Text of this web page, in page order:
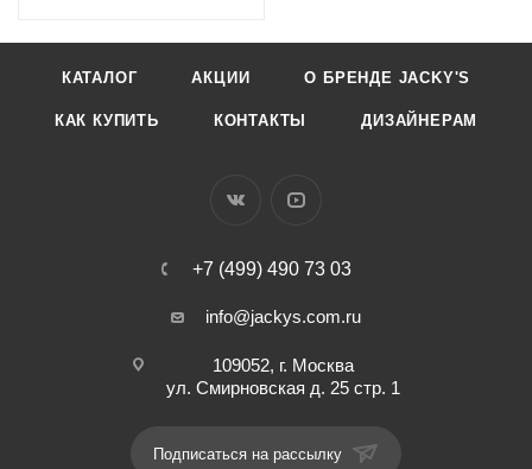
КАТАЛОГ АКЦИИ О БРЕНДЕ JACKY'S
КАК КУПИТЬ КОНТАКТЫ ДИЗАЙНЕРАМ
+7 (499) 490 73 03
info@jackys.com.ru
109052, г. Москва
ул. Смирновская д. 25 стр. 1
Подписаться на рассылку